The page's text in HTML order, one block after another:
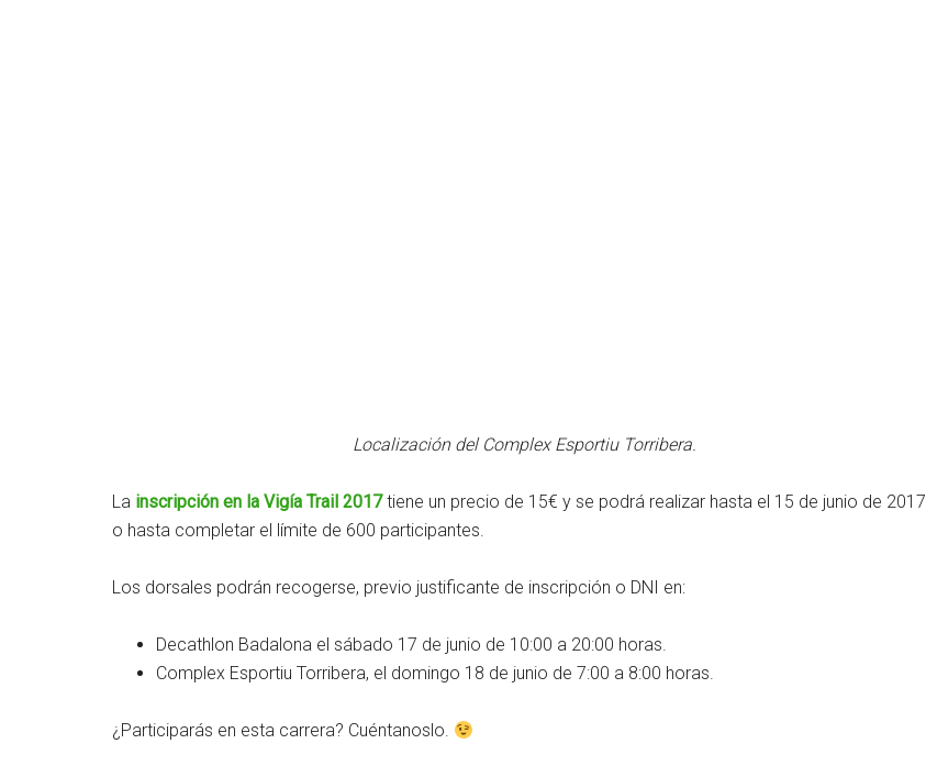
Localización del Complex Esportiu Torribera.
La inscripción en la Vigía Trail 2017tiene un precio de 15€ y se podrá realizar hasta el 15 de junio de 2017
o hasta completar el límite de 600 participantes.
Los dorsales podrán recogerse, previo justificante de inscripción o DNI en:
Decathlon Badalona el sábado 17 de junio de 10:00 a 20:00 horas.
Complex Esportiu Torribera, el domingo 18 de junio de 7:00 a 8:00 horas.
¿Participarás en esta carrera? Cuéntanoslo.